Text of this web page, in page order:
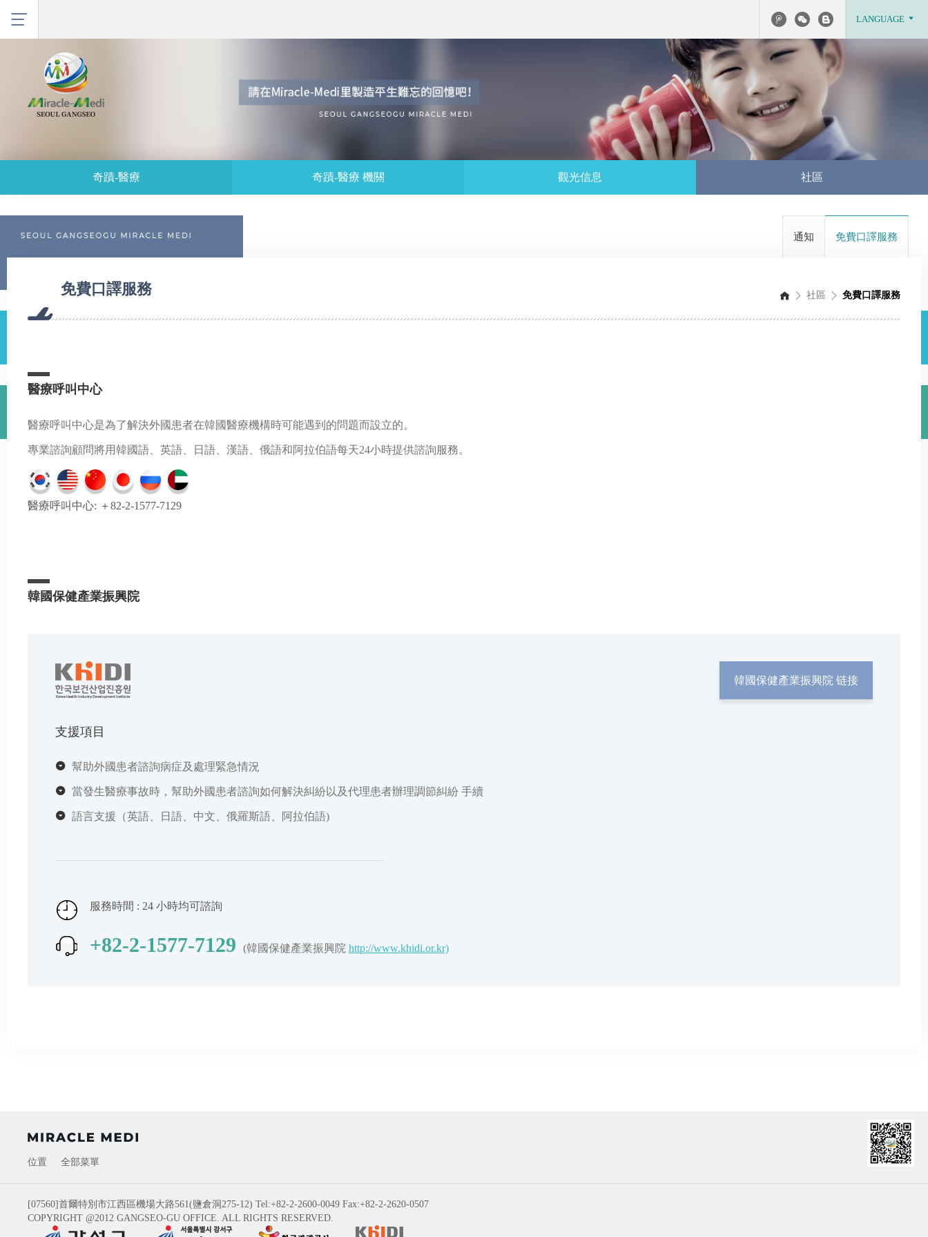
LANGUAGE
奇蹟-醫療 奇蹟-醫療 機關 觀光信息 社區
通知 免費口譯服務
免費口譯服務 社區 免費口譯服務
醫療呼叫中心
醫療呼叫中心是為了解決外國患者在韓國醫療機構時可能遇到的問題而設立的。
專業諮詢顧問將用韓國語、英語、日語、漢語、俄語和阿拉伯語每天24小時提供諮詢服務。
醫療呼叫中心: ＋82-2-1577-7129
韓國保健產業振興院
支援項目
幫助外國患者諮詢病症及處理緊急情況
當發生醫療事故時，幫助外國患者諮詢如何解決糾紛以及代理患者辦理調節糾紛 手續
語言支援（英語、日語、中文、俄羅斯語、阿拉伯語)
服務時間 : 24 小時均可諮詢
+82-2-1577-7129 (韓國保健產業振興院 http://www.khidi.or.kr)
韓國保健產業振興院 链接
位置 全部菜單
[07560]首爾特別市江西區機場大路561(鹽倉洞275-12)Tel:+82-2-2600-0049 Fax:+82-2-2620-0507
COPYRIGHT @2012 GANGSEO-GU OFFICE. ALL RIGHTS RESERVED.